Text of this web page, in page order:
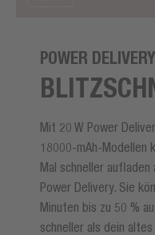
POWER DELIVERY
Mit 20 W Power
18000-mAh-Modellen
Mal schneller
Power Delivery. Sie
Minuten bis zu 50 %
schneller als dein